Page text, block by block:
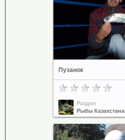
Пузанок
Раздел
Рыбы Казахстана